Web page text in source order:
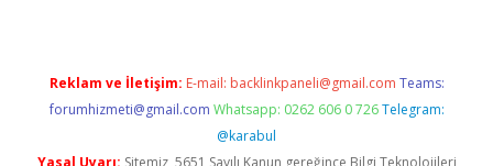
Reklam ve İletişim: E-mail: backlinkpaneli@gmail.com Teams:
forumhizmeti@gmail.com Whatsapp: 0262 606 0 726 Telegram:
@karabul
Yasal Uyarı: Sitemiz, 5651 Sayılı Kanun gereğince Bilgi Teknolojileri